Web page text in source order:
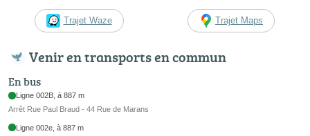
Trajet Waze Trajet Maps
Venir en transports en commun
En bus
Ligne 002B, à 887 m
Arrêt Rue Paul Braud - 44 Rue de Marans
Ligne 002e, à 887 m